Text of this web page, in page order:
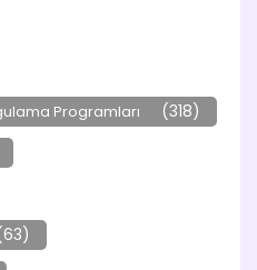
Programları (318)